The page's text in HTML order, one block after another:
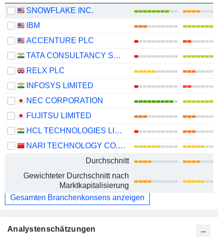
SNOWFLAKE INC.
IBM
ACCENTURE PLC
TATA CONSULTANCY SERVICES LTD.
RELX PLC
INFOSYS LIMITED
NEC CORPORATION
FUJITSU LIMITED
HCL TECHNOLOGIES LIMITED
NARI TECHNOLOGY CO., LTD.
Durchschnitt
Gewichteter Durchschnitt nach
Marktkapitalisierung
Gesamten Branchenkonsens anzeigen
Analystenschätzungen